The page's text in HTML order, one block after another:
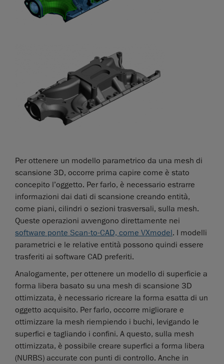
Per ottenere un modello parametrico da una mesh di
scansione 3D, occorre prima capire come è stato
concepito l’oggetto. Per farlo, è necessario estrarre
informazioni dai dati di scansione creando entità,
come piani, cilindri o sezioni trasversali, sulla mesh.
Queste operazioni avvengono direttamente nei
software ponte Scan-to-CAD, come VXmodel. I modelli
parametrici e le relative entità possono quindi essere
trasferiti ai software CAD preferiti.
Analogamente, per ottenere un modello di superficie a
forma libera basato su una mesh di scansione 3D
ottimizzata, è necessario ricreare la forma esatta di un
oggetto acquisito. Per farlo, occorre migliorare e
ottimizzare la mesh riempiendo i buchi, levigando le
superfici e tagliando i confini. A questo, sulla mesh
ottimizzata, è possibile creare superfici a forma libera
(NURBS) accurate con punti di controllo. Anche in